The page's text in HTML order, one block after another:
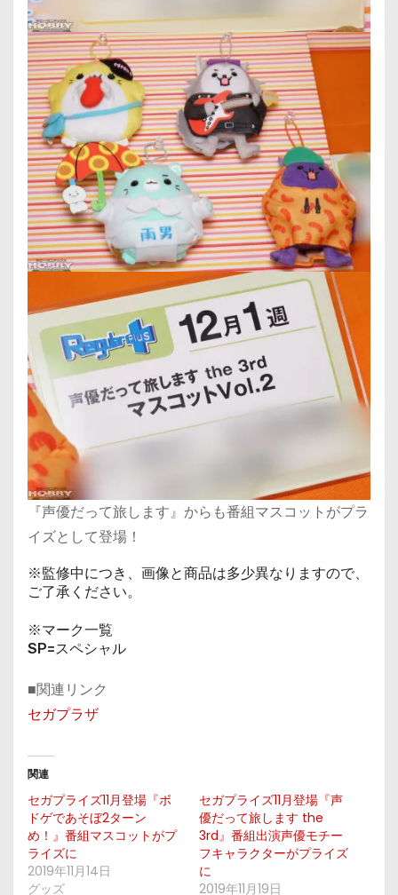
『声優だって旅します』からも番組マスコットがプラ
イズとして登場！
※監修中につき、画像と商品は多少異なりますので、
ご了承ください。
※マーク一覧
SP=スペシャル
■関連リンク
セガプラザ
関連
セガプライズ11月登場『ボ
ドゲであそぼ2ターン
め！』番組マスコットがプ
ライズに
2019年11月14日
グッズ
セガプライズ11月登場『声
優だって旅します the
3rd』番組出演声優モチー
フキャラクターがプライズ
に
2019年11月19日